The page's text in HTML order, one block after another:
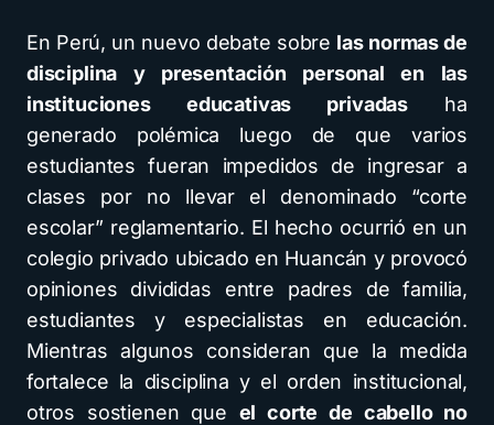
En Perú, un nuevo debate sobre las normas de
disciplina y presentación personal en las
instituciones educativas privadas ha
generado polémica luego de que varios
estudiantes fueran impedidos de ingresar a
clases por no llevar el denominado “corte
escolar” reglamentario. El hecho ocurrió en un
colegio privado ubicado en Huancán y provocó
opiniones divididas entre padres de familia,
estudiantes y especialistas en educación.
Mientras algunos consideran que la medida
fortalece la disciplina y el orden institucional,
otros sostienen que el corte de cabello no